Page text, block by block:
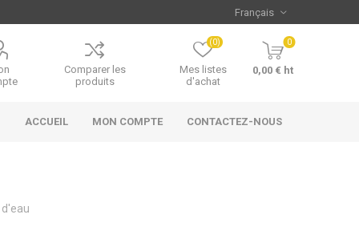
Comparer les
produits
Mes listes
d'achat
(0) 0
0,00 € ht
ACCUEIL MON COMPTE CONTACTEZ-NOUS